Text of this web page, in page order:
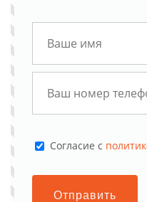
Cогласие с
Отправить